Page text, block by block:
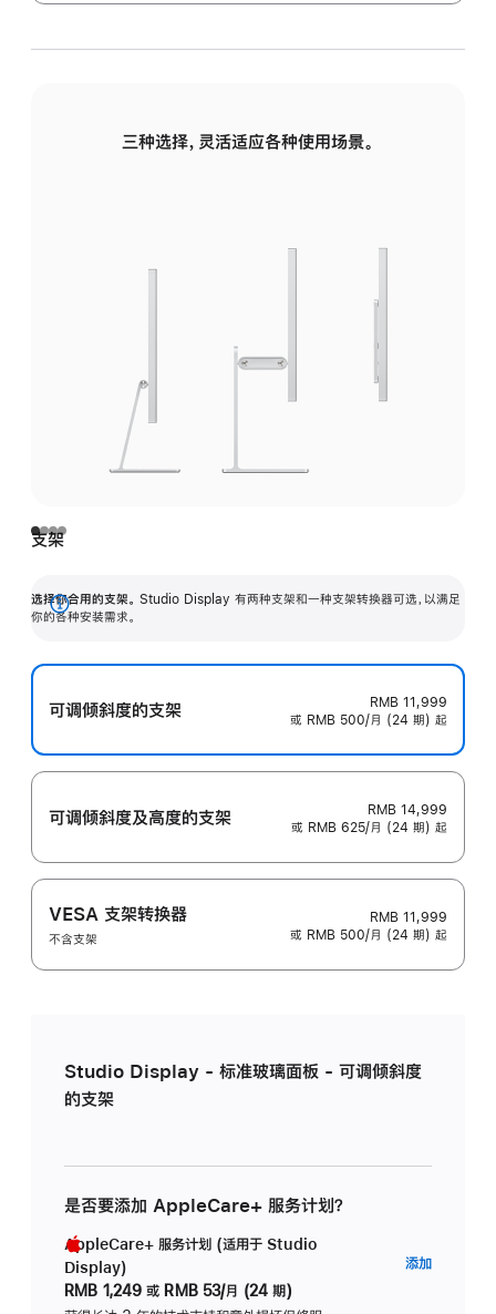
三种选择，灵活适应各种使用场景。
支架
选择你合用的支架。 Studio Display 有两种支架和一种支架转换器可选，以满足
你的各种安装需求。
展
可调倾斜度的支架
RMB 11,999
或 RMB 500/月 (24 期) 起
可调倾斜度及高‍度的支‍架
RMB 14,999
或 RMB 625/月 (24 期) 起
VESA 支架转换器
不含支架
RMB 11,999
或 RMB 500/月 (24 期) 起
Studio Display - 标准玻璃面板 - 可调倾斜度
的支架
是否要添加 AppleCare+ 服务计划？
AppleCare+ 服务计划 (适用于 Studio
Display)
RMB 1,249 或 RMB 53/月 (24 期)
添加